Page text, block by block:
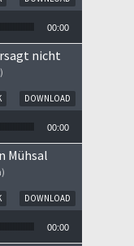
00:00
nicht
DOWNLOAD
00:00
Mühsal
DOWNLOAD
00:00